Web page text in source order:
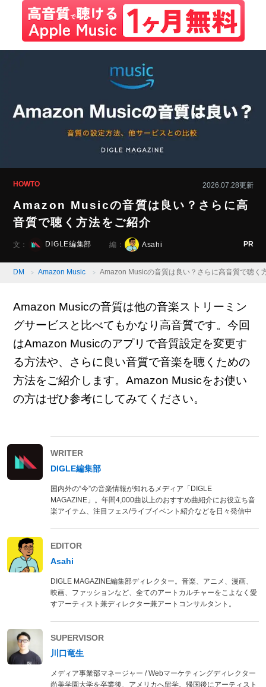
HOWTO 2026.07.28更新
Amazon Musicの音質は良い？さらに高
音質で聴く方法をご紹介
文： DIGLE編集部 編： Asahi PR
DM Amazon Music Amazon Musicの音質は良い？さらに高音質で聴く
Amazon Musicの音質は他の音楽ストリーミン
グサービスと比べてもかなり高音質です。今回
はAmazon Musicのアプリで音質設定を変更す
る方法や、さらに良い音質で音楽を聴くための
方法をご紹介します。Amazon Musicをお使い
の方はぜひ参考にしてみてください。
WRITER
DIGLE編集部
国内外の“今”の音楽情報が知れるメディア「DIGLE
MAGAZINE」。年間4,000曲以上のおすすめ曲紹介にお役立ち音
楽アイテム、注目フェス/ライブイベント紹介などを日々発信中
EDITOR
Asahi
DIGLE MAGAZINE編集部ディレクター。音楽、アニメ、漫画、
映画、ファッションなど、全てのアートカルチャーをこよなく愛
すアーティスト兼ディレクター兼アートコンサルタント。
SUPERVISOR
川口竜生
メディア事業部マネージャー / Webマーケティングディレクター
尚美学園大学を卒業後、アメリカへ留学。帰国後にアーティスト